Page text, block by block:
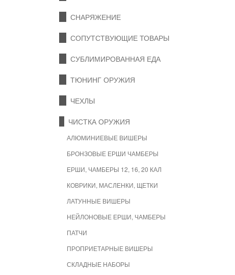
СНАРЯЖЕНИЕ
СОПУТСТВУЮЩИЕ ТОВАРЫ
СУБЛИМИРОВАННАЯ ЕДА
ТЮНИНГ ОРУЖИЯ
ЧЕХЛЫ
ЧИСТКА ОРУЖИЯ
АЛЮМИНИЕВЫЕ ВИШЕРЫ
БРОНЗОВЫЕ ЕРШИ ЧАМБЕРЫ
ЕРШИ, ЧАМБЕРЫ 12, 16, 20 КАЛ
КОВРИКИ, МАСЛЕНКИ, ЩЕТКИ
ЛАТУННЫЕ ВИШЕРЫ
НЕЙЛОНОВЫЕ ЕРШИ, ЧАМБЕРЫ
ПАТЧИ
ПРОПРИЕТАРНЫЕ ВИШЕРЫ
СКЛАДНЫЕ НАБОРЫ